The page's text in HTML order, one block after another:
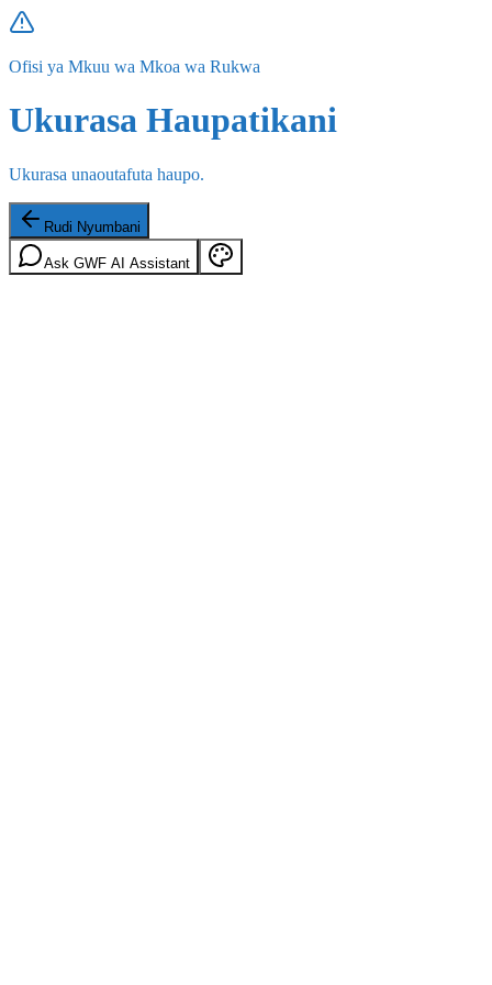
Ofisi ya Mkuu wa Mkoa wa Rukwa
Ukurasa Haupatikani
Ukurasa unaoutafuta haupo.
Rudi Nyumbani
Ask GWF AI Assistant